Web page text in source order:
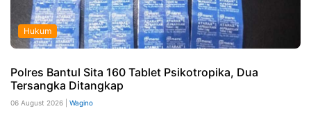
Hukum
Polres Bantul Sita 160 Tablet Psikotropika, Dua
Tersangka Ditangkap
06 August 2026 | Wagino